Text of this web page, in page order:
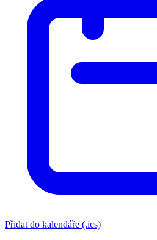
Přidat do kalendáře (.ics)